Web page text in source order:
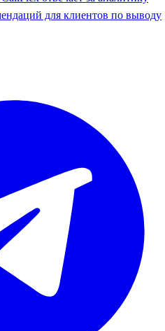
для клиентов по выводу